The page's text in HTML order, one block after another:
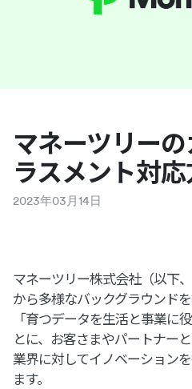
マネーツリー
ラスメント対
2023年03 月14日
マネーツリー株式会社（以下
から多様なバックグラウンド
「育つデータを生活と事業に
とに、お客さまやパートナー
業界に対してイノベーション
ます。